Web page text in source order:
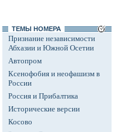
ТЕМЫ НОМЕРА
Признание независимости
Абхазии и Южной Осетии
Автопром
Ксенофобия и неофашизм в
России
Россия и Прибалтика
Исторические версии
Косово